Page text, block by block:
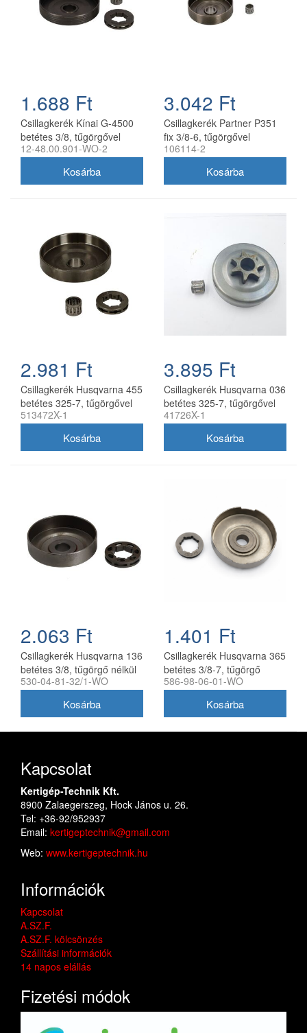
1.688 Ft
Csillagkerék Kínai G-4500
betétes 3/8, tűgörgővel
utángyártott
12-48.00.901-WO-2
3.042 Ft
Csillagkerék Partner P351
fix 3/8-6, tűgörgővel
utángyártott
106114-2
2.981 Ft
Csillagkerék Husqvarna 455
betétes 325-7, tűgörgővel
utángyártott
513472X-1
3.895 Ft
Csillagkerék Husqvarna 036
betétes 325-7, tűgörgővel
utángyártott
41726X-1
2.063 Ft
Csillagkerék Husqvarna 136
betétes 3/8, tűgörgő nélkül
utángyártott
530-04-81-32/1-WO
1.401 Ft
Csillagkerék Husqvarna 365
betétes 3/8-7, tűgörgő
nélkül utángyártott
586-98-06-01-WO
Kapcsolat
Kertigép-Technik Kft.
8900 Zalaegerszeg, Hock János u. 26.
Tel: +36-92/952937
Email: kertigeptechnik@gmail.com
Web: www.kertigeptechnik.hu
Információk
Kapcsolat
A.SZ.F.
A.SZ.F. kölcsönzés
Szállítási információk
14 napos elállás
Fizetési módok